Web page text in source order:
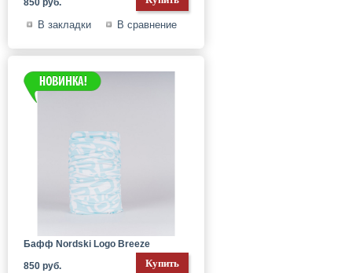
850 руб.
В закладки В сравнение
Бафф Nordski Logo Breeze
850 руб.